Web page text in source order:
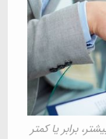
برابر یا کمتر